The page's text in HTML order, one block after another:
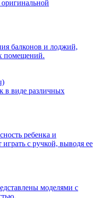
балконов и лоджий,
помещений.
в виде различных
ребенка и
с ручкой, выводя ее
моделями с